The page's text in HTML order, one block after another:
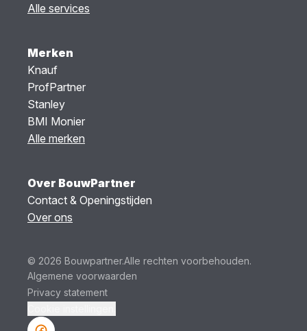
Alle services
Merken
Knauf
ProfPartner
Stanley
BMI Monier
Alle merken
Over BouwPartner
Contact & Openingstijden
Over ons
© 2026 Bouwpartner.Alle rechten voorbehouden.
Algemene voorwaarden
Privacy statement